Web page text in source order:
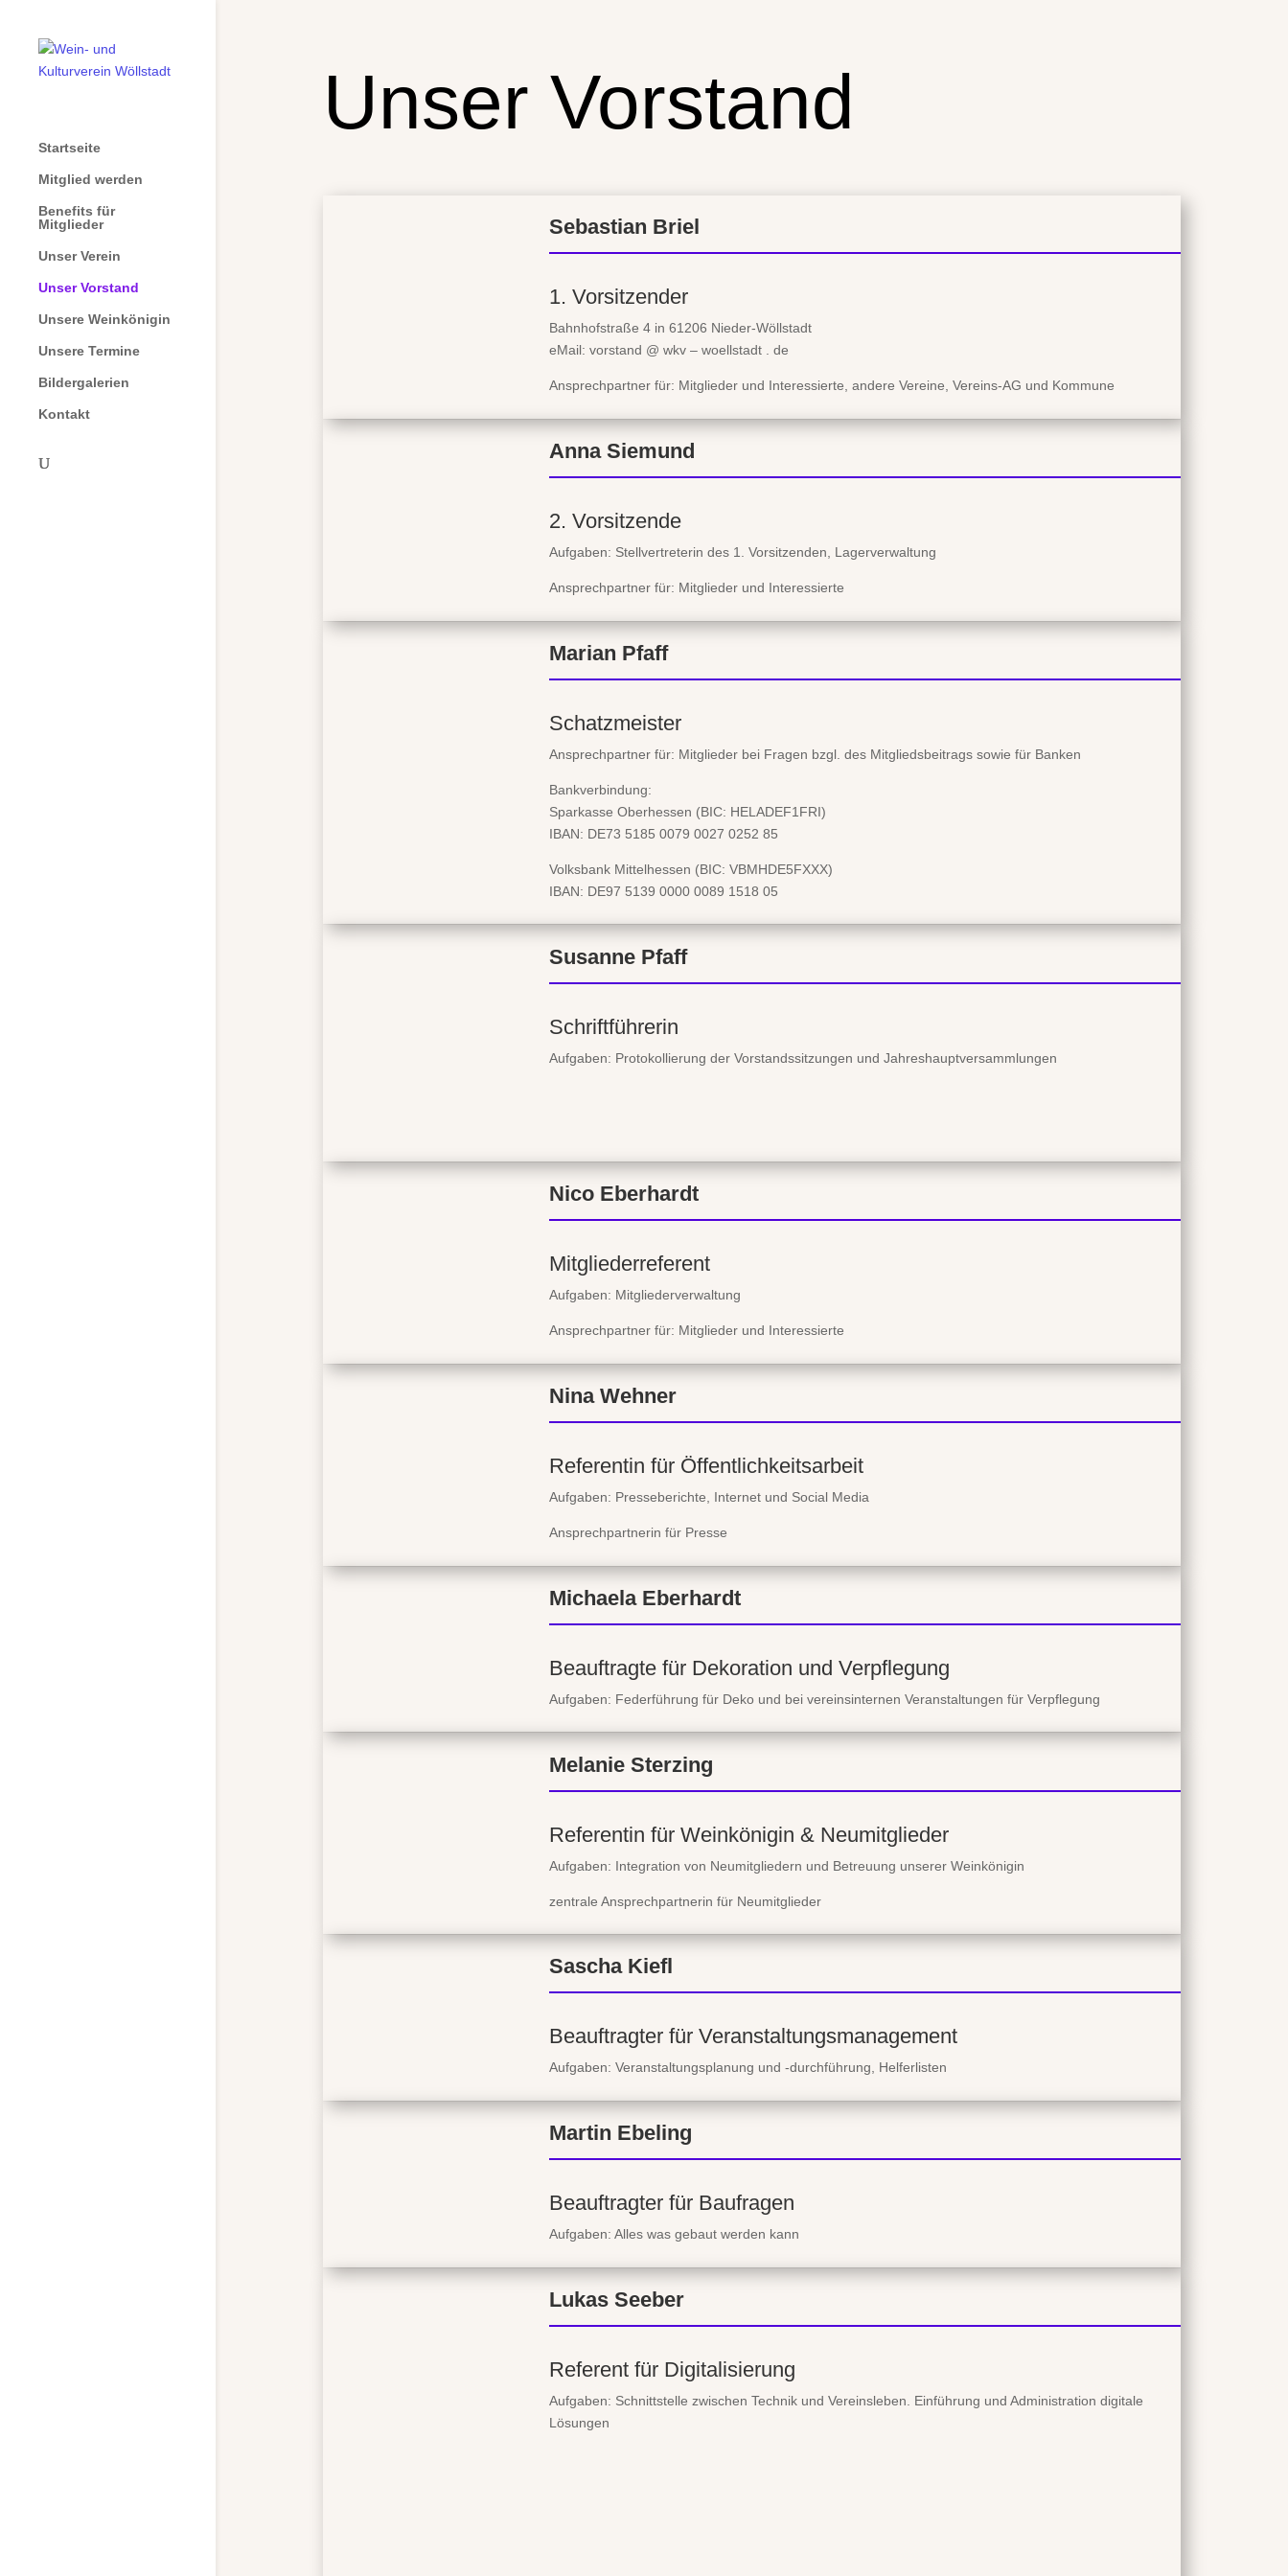
Startseite
Mitglied werden
Benefits für
Mitglieder
Unser Verein
Unser Vorstand
Unsere Weinkönigin
Unsere Termine
Bildergalerien
Kontakt
Unser Vorstand
Sebastian Briel
1. Vorsitzender
Bahnhofstraße 4 in 61206 Nieder-Wöllstadt
eMail: vorstand @ wkv – woellstadt . de
Ansprechpartner für: Mitglieder und Interessierte, andere Vereine, Vereins-AG und Kommune
Anna Siemund
2. Vorsitzende
Aufgaben: Stellvertreterin des 1. Vorsitzenden, Lagerverwaltung
Ansprechpartner für: Mitglieder und Interessierte
Marian Pfaff
Schatzmeister
Ansprechpartner für: Mitglieder bei Fragen bzgl. des Mitgliedsbeitrags sowie für Banken
Bankverbindung:
Sparkasse Oberhessen (BIC: HELADEF1FRI)
IBAN: DE73 5185 0079 0027 0252 85
Volksbank Mittelhessen (BIC: VBMHDE5FXXX)
IBAN: DE97 5139 0000 0089 1518 05
Susanne Pfaff
Schriftführerin
Aufgaben: Protokollierung der Vorstandssitzungen und Jahreshauptversammlungen
Nico Eberhardt
Mitgliederreferent
Aufgaben: Mitgliederverwaltung
Ansprechpartner für: Mitglieder und Interessierte
Nina Wehner
Referentin für Öffentlichkeitsarbeit
Aufgaben: Presseberichte, Internet und Social Media
Ansprechpartnerin für Presse
Michaela Eberhardt
Beauftragte für Dekoration und Verpflegung
Aufgaben: Federführung für Deko und bei vereinsinternen Veranstaltungen für Verpflegung
Melanie Sterzing
Referentin für Weinkönigin & Neumitglieder
Aufgaben: Integration von Neumitgliedern und Betreuung unserer Weinkönigin
zentrale Ansprechpartnerin für Neumitglieder
Sascha Kiefl
Beauftragter für Veranstaltungsmanagement
Aufgaben: Veranstaltungsplanung und -durchführung, Helferlisten
Martin Ebeling
Beauftragter für Baufragen
Aufgaben: Alles was gebaut werden kann
Lukas Seeber
Referent für Digitalisierung
Aufgaben: Schnittstelle zwischen Technik und Vereinsleben. Einführung und Administration digitale
Lösungen